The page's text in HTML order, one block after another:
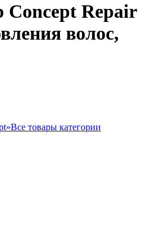
Concept Repair
волос,
»Все товары категории